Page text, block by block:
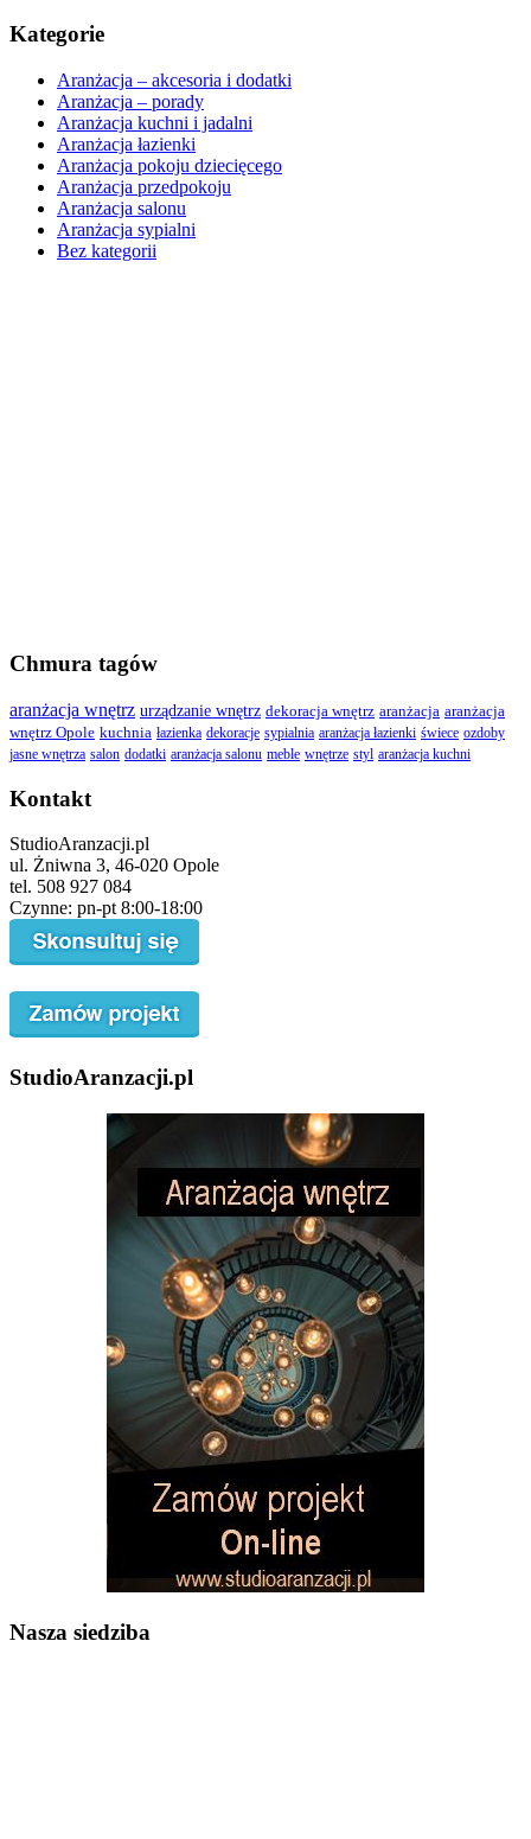
Kategorie
Aranżacja – akcesoria i dodatki
Aranżacja – porady
Aranżacja kuchni i jadalni
Aranżacja łazienki
Aranżacja pokoju dziecięcego
Aranżacja przedpokoju
Aranżacja salonu
Aranżacja sypialni
Bez kategorii
Chmura tagów
aranżacja wnętrz urządzanie wnętrz dekoracja wnętrz aranżacja aranżacja
wnętrz Opole kuchnia łazienka dekoracje sypialnia aranżacja łazienki świece ozdoby
jasne wnętrza salon dodatki aranżacja salonu meble wnętrze styl aranżacja kuchni
Kontakt
StudioAranzacji.pl
ul. Żniwna 3, 46-020 Opole
tel. 508 927 084
Czynne: pn-pt 8:00-18:00
StudioAranzacji.pl
Nasza siedziba